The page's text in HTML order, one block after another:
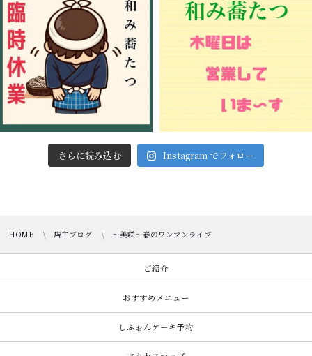
さらに読み込む Instagram でフォロー
HOME 店主ブログ ～美咲～春のワンマンライブ
ご紹介
おすすめメニュー
しふぉんケーキ予約